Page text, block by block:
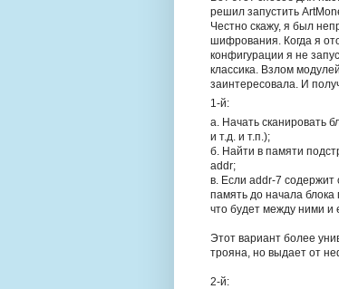
решил запустить
Честно скажу, я был
шифрования. Когда я
конфигурации я не
классика. Взлом
заинтересовала. И
1-й:
а. Начать сканировать
и т.д. и т.п.);
б. Найти в памяти
addr;
в. Если addr-7 содержит
память до начала
что будет между ними и
Этот вариант более
трояна, но выдает от
2-й: